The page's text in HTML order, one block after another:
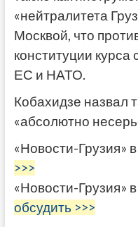
«нейтралитета
Москвой, что
конституции
ЕС и НАТО.
Кобахидзе назвал
«абсолютно
«Новости-Грузия»
>>>
«Новости-Грузия»
обсудить >>>